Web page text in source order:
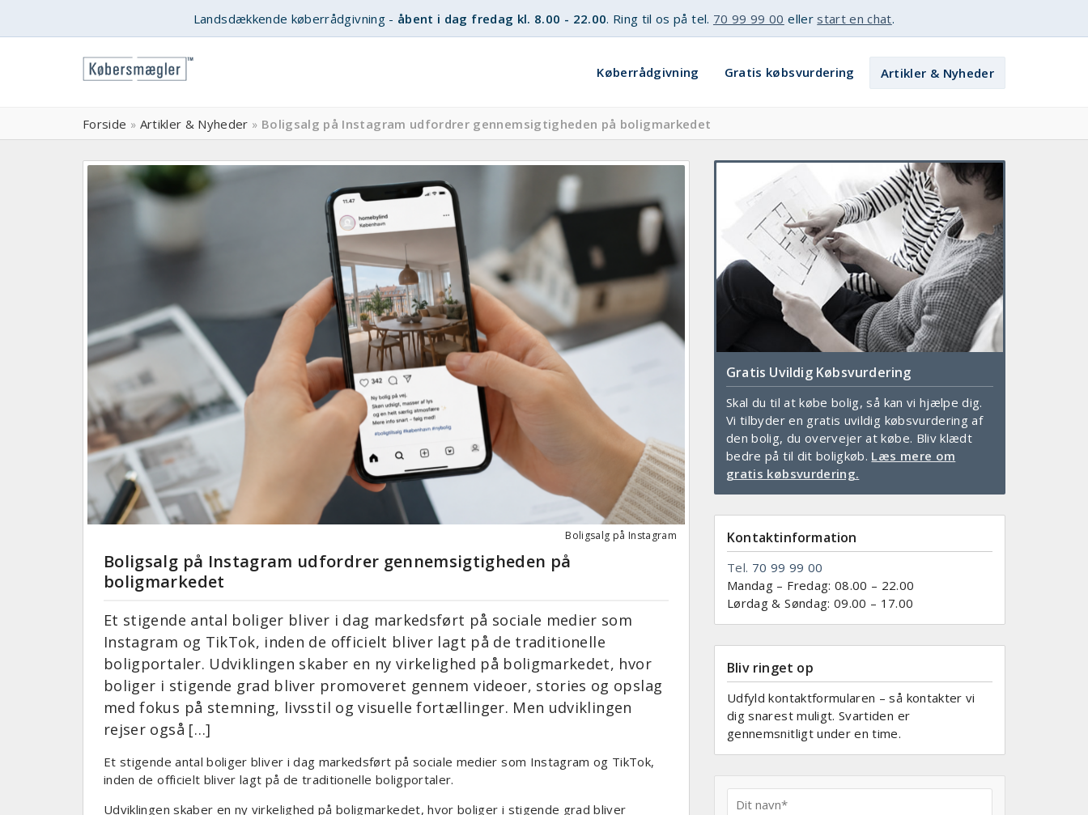
Landsdækkende køberrådgivning - åbent i dag fredag kl. 8.00 - 22.00. Ring til os på tel. 70 99 99 00 eller start en chat.
Køberrådgivning Gratis købsvurdering Artikler & Nyheder
Forside » Artikler & Nyheder » Boligsalg på Instagram udfordrer gennemsigtigheden på boligmarkedet
Boligsalg på Instagram
Boligsalg på Instagram udfordrer gennemsigtigheden på
boligmarkedet
Et stigende antal boliger bliver i dag markedsført på sociale medier som
Instagram og TikTok, inden de officielt bliver lagt på de traditionelle
boligportaler. Udviklingen skaber en ny virkelighed på boligmarkedet, hvor
boliger i stigende grad bliver promoveret gennem videoer, stories og opslag
med fokus på stemning, livsstil og visuelle fortællinger. Men udviklingen
rejser også […]
Et stigende antal boliger bliver i dag markedsført på sociale medier som Instagram og TikTok,
inden de officielt bliver lagt på de traditionelle boligportaler.
Udviklingen skaber en ny virkelighed på boligmarkedet, hvor boliger i stigende grad bliver
Gratis Uvildig Købsvurdering
Skal du til at købe bolig, så kan vi hjælpe dig.
Vi tilbyder en gratis uvildig købsvurdering af
den bolig, du overvejer at købe. Bliv klædt
bedre på til dit boligkøb. Læs mere om
gratis købsvurdering.
Kontaktinformation
Tel. 70 99 99 00
Mandag – Fredag: 08.00 – 22.00
Lørdag & Søndag: 09.00 – 17.00
Bliv ringet op
Udfyld kontaktformularen – så kontakter vi
dig snarest muligt. Svartiden er
gennemsnitligt under en time.